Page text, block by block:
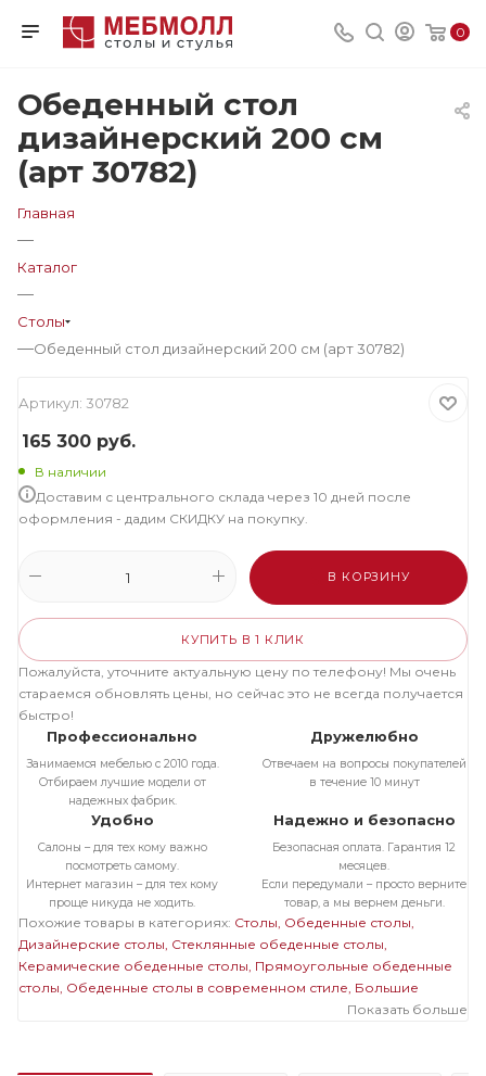
0
Обеденный стол
дизайнерский 200 см
(арт 30782)
Главная
—
Каталог
—
Столы
—Обеденный стол дизайнерский 200 см (арт 30782)
Артикул: 30782
165 300 руб.
В наличии
Доставим с центрального склада через 10 дней после
оформления - дадим СКИДКУ на покупку.
В КОРЗИНУ
КУПИТЬ В 1 КЛИК
Пожалуйста, уточните актуальную цену по телефону! Мы очень
стараемся обновлять цены, но сейчас это не всегда получается
быстро!
Профессионально
Занимаемся мебелью с 2010 года.
Отбираем лучшие модели от
надежных фабрик.
Дружелюбно
Отвечаем на вопросы покупателей
в течение 10 минут
Удобно
Салоны – для тех кому важно
посмотреть самому.
Интернет магазин – для тех кому
проще никуда не ходить.
Надежно и безопасно
Безопасная оплата. Гарантия 12
месяцев.
Если передумали – просто верните
товар, а мы вернем деньги.
Похожие товары в категориях: Столы Обеденные столы
Дизайнерские столы Стеклянные обеденные столы
Керамические обеденные столы Прямоугольные обеденные
столы Обеденные столы в современном стиле Большие
Стеклянные дизайнерские столыПоказать больше